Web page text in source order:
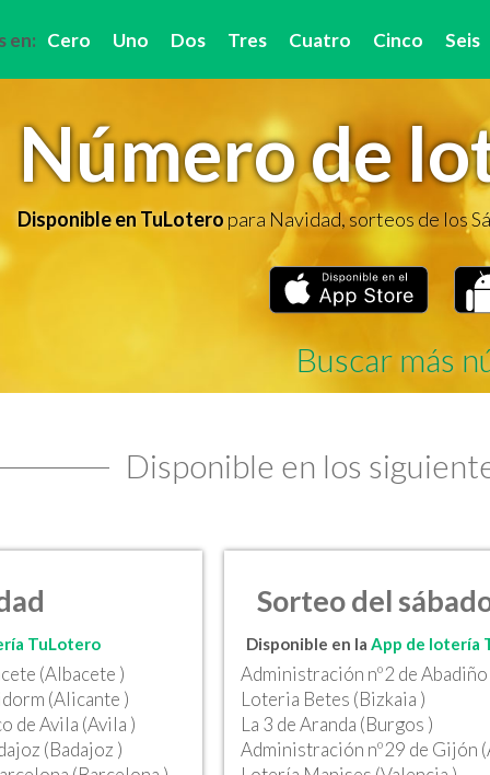
en: Cero Uno Dos Tres Cuatro Cinco Seis
Número de
Disponible en TuLoteropara Navidad, sorteos de los
Buscar más
Disponible en los
TuLotero
(Albacete )
(Alicante )
de Avila (Avila )
(Badajoz )
Sorteo del
Disponible en la App de lotería
Administración nº2 de Abadiño
Loteria Betes (Bizkaia )
La 3 de Aranda (Burgos )
Administración nº29 de Gijón